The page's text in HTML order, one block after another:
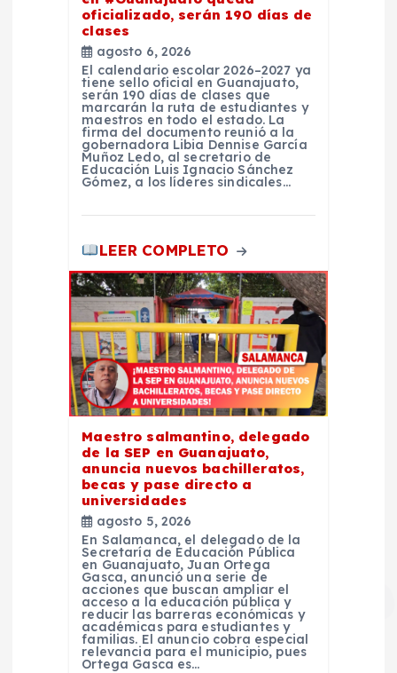
oficializado, serán 190 días de
clases
agosto 6, 2026
El calendario escolar 2026–2027 ya
tiene sello oficial en Guanajuato,
serán 190 días de clases que
marcarán la ruta de estudiantes y
maestros en todo el estado. La
firma del documento reunió a la
gobernadora Libia Dennise García
Muñoz Ledo, al secretario de
Educación Luis Ignacio Sánchez
Gómez, a los líderes sindicales…
LEER COMPLETO
Maestro salmantino, delegado
de la SEP en Guanajuato,
anuncia nuevos bachilleratos,
becas y pase directo a
universidades
agosto 5, 2026
En Salamanca, el delegado de la
Secretaría de Educación Pública
en Guanajuato, Juan Ortega
Gasca, anunció una serie de
acciones que buscan ampliar el
acceso a la educación pública y
reducir las barreras económicas y
académicas para estudiantes y
familias. El anuncio cobra especial
relevancia para el municipio, pues
Ortega Gasca es…